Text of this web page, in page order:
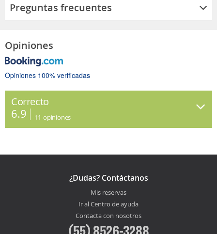
Preguntas frecuentes
Opiniones
Opiniones 100% verificadas
Correcto
6.9 11 opiniones
¿Dudas? Contáctanos
Mis reservas
Ir al Centro de ayuda
Contacta con nosotros
(55) 8526-3288